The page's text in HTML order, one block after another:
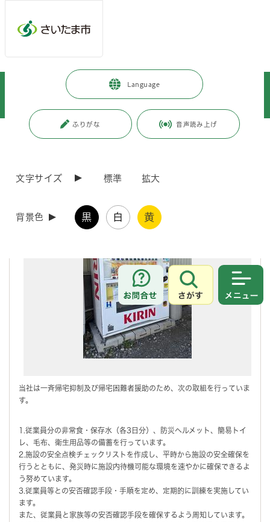
Language
ふりがな 音声読み上げ
文字サイズ 標準 拡大
背景色 黒 白 黄
お問合せ
さがす
暮らし・手続き > 安全・防災・消防
帰宅困難者対策
更新日付：2026年1月6日 / ページ番号：C126901
対策取り組み事例）
当社は一斉帰宅抑制及び帰宅困難者援助のため、次の取組を行っていま
す。
1.従業員分の非常食・保存水（各3日分）、防災ヘルメット、簡易トイ
レ、毛布、衛生用品等の備蓄を行っています。
2.施設の安全点検チェックリストを作成し、平時から施設の安全確保を
行うとともに、発災時に施設内待機可能な環境を速やかに確保できるよ
う努めています。
3.従業員等との安否確認手段・手順を定め、定期的に訓練を実施してい
ます。
また、従業員と家族等の安否確認手段を確保するよう周知しています。